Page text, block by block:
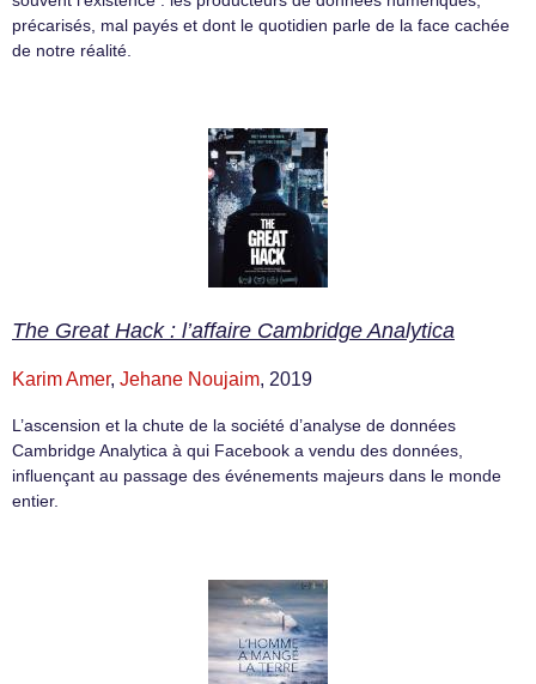
précarisés, mal payés et dont le quotidien parle de la face cachée
de notre réalité.
The Great Hack : l’affaire Cambridge Analytica
Karim Amer, Jehane Noujaim, 2019
L’ascension et la chute de la société d’analyse de données
Cambridge Analytica à qui Facebook a vendu des données,
influençant au passage des événements majeurs dans le monde
entier.